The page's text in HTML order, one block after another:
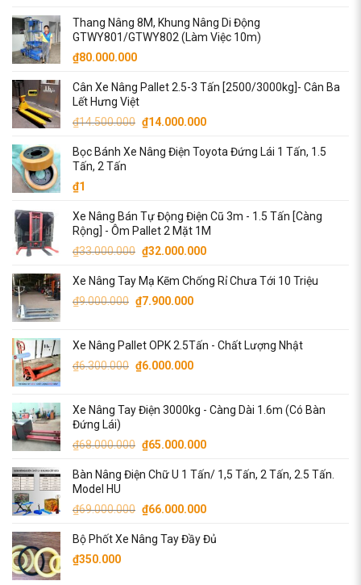
là:
₫8.800.000.
tại
là:
Thang Nâng 8M, Khung Nâng Di Động
GTWY801/GTWY802 (Làm Việc 10m)
₫80.000.000
Cân Xe Nâng Pallet 2.5-3 Tấn [2500/3000kg]- Cân Ba
Lết Hưng Việt
₫14.500.000 Giá
là:
₫14.000.000Giá
tại
Bọc Bánh Xe Nâng Điện Toyota Đứng Lái 1 Tấn, 1.5
Tấn, 2 Tấn
₫1
Xe Nâng Bán Tự Động Điện Cũ 3m - 1.5 Tấn [Càng
Rộng] - Ôm Pallet 2 Mặt 1M
₫33.000.000 Giá
là:
₫33.000.000.
₫32.000.000Giá
tại
Xe Nâng Tay Mạ Kẽm Chống Rỉ Chưa Tới 10 Triệu
₫9.000.000 Giá
₫9.000.000.
₫7.900.000Giá
là:
₫7.900.000.
Xe Nâng Pallet OPK 2.5Tấn - Chất Lượng Nhật
₫6.300.000 Giá
₫6.300.000.
₫6.000.000Giá
là:
Xe Nâng Tay Điện 3000kg - Càng Dài 1.6m (Có Bàn
Đứng Lái)
₫68.000.000 Giá
là:
₫65.000.000Giá
tại
₫65.000.000.
Bàn Nâng Điện Chữ U 1 Tấn/ 1,5 Tấn, 2 Tấn, 2.5 Tấn.
Model HU
₫69.000.000 Giá
là:
₫66.000.000Giá
tại
Bộ Phốt Xe Nâng Tay Đầy Đủ
₫350.000